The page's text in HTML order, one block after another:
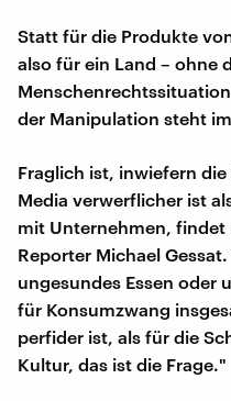
Statt für die Produkte
also für ein Land – ohne
der Manipulation steht
Fraglich ist, inwiefern
Media verwerflicher ist
mit Unternehmen,
Reporter Michael
ungesundes Essen oder
für Konsumzwang
perfider ist, als für die
Kultur, das ist die Frage."